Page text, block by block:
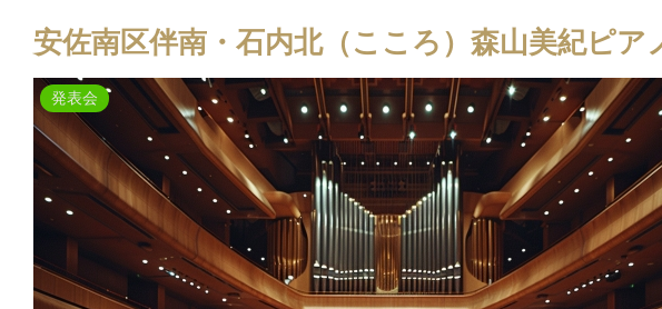
安佐南区伴南・石内北（こころ）森山美紀ピ
発表会